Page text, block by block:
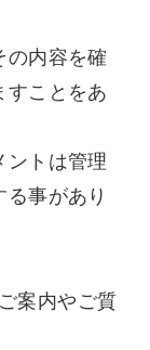
の内容を確
すことをあ
ントは管理
事があり
案内やご質